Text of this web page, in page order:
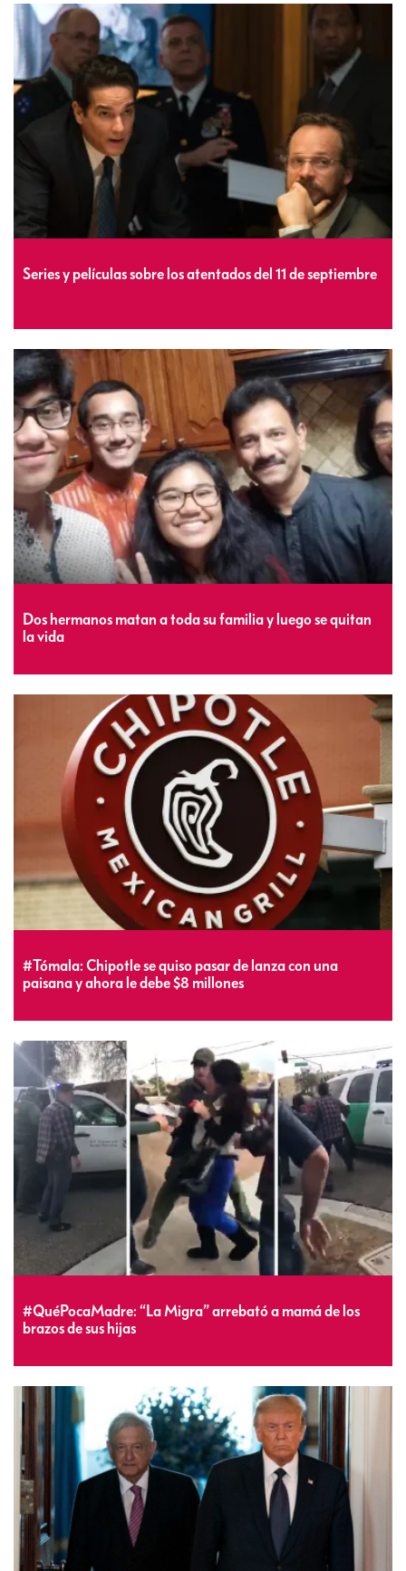
Series y películas sobre los atentados del 11 de septiembre
Dos hermanos matan a toda su familia y luego se quitan
la vida
#Tómala: Chipotle se quiso pasar de lanza con una
paisana y ahora le debe $8 millones
#QuéPocaMadre: “La Migra” arrebató a mamá de los
brazos de sus hijas